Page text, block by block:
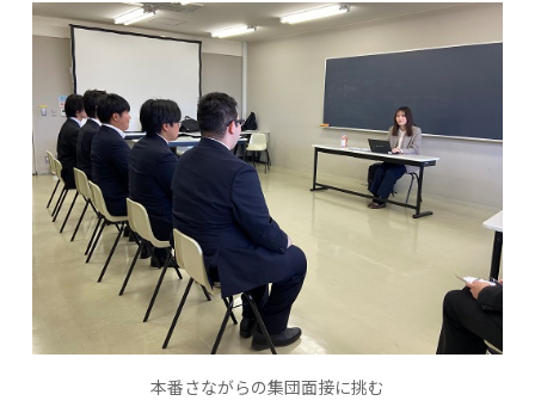
本番さながらの集団面接に挑む